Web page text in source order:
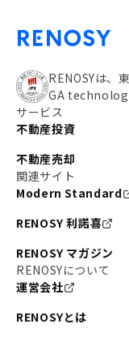
RENOSYは、
GA
サービス
不動産投資
不動産売却
関連サイト
Modern Standard
RENOSY 利諾喜
RENOSY マガジン
RENOSYについて
運営会社
RENOSYとは